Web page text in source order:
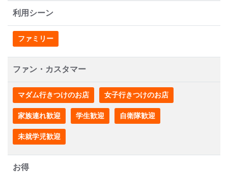
利用シーン
ファミリー
ファン・カスタマー
マダム行きつけのお店 女子行きつけのお店
家族連れ歓迎 学生歓迎 自衛隊歓迎
未就学児歓迎
お得